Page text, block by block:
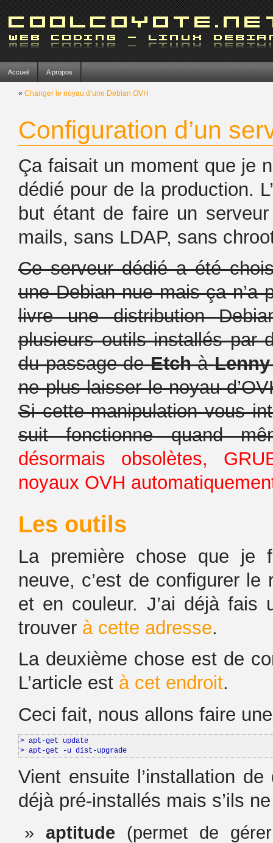
Accueil A propos
« Changer le noyau d’une Debian OVH
Configuration d’un
Ça faisait un moment que je
dédié pour de la production.
but étant de faire un
mails, sans LDAP, sans
Ce serveur dédié a été
une Debian nue mais ça
livre une distribution
plusieurs outils installés par
du passage deEtchàLenny
ne plus laisser le noyau
Si cette manipulation vous
suit fonctionne quand
désormais obsolètes,
noyaux OVH
Les outils
La première chose que je
neuve, c’est de configurer
et en couleur. J’ai déjà fais
trouver à cette adresse.
La deuxième chose est de
L’article est à cet endroit.
Ceci fait, nous allons faire
> apt-get update
> apt-get -u dist-upgrade
Vient ensuite l’installation
déjà pré-installés mais s’ils
aptitude (permet de